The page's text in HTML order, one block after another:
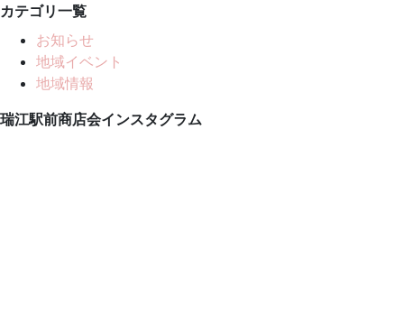
カテゴリ一覧
お知らせ
地域イベント
地域情報
瑞江駅前商店会インスタグラム